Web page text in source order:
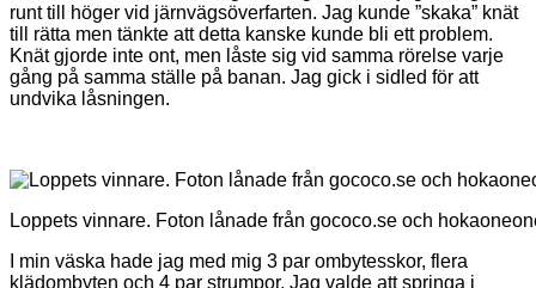
runt till höger vid järnvägsöverfarten. Jag kunde ”skaka” knät
till rätta men tänkte att detta kanske kunde bli ett problem.
Knät gjorde inte ont, men låste sig vid samma rörelse varje
gång på samma ställe på banan. Jag gick i sidled för att
undvika låsningen.
Loppets vinnare. Foton lånade från gococo.se och
I min väska hade jag med mig 3 par ombytesskor, flera
klädombyten och 4 par strumpor. Jag valde att springa i